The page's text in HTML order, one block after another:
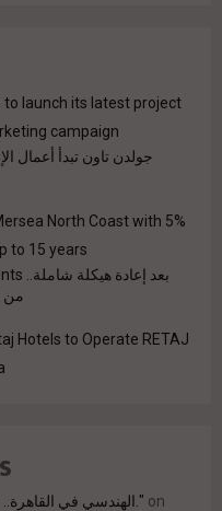
launch its latest project
campaign
North Coast with 5%
to 15 years
من
Hotels to Operate RETAJ
مقر ecec الهندسي في القاهرة.. "أنتم تحدثتم. نحن تحركنا." on